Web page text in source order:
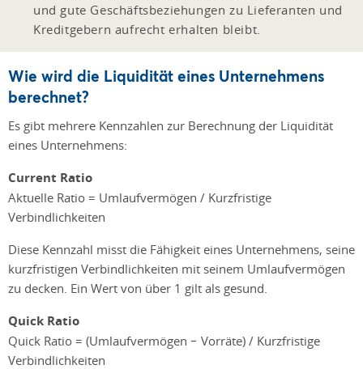
und gute Geschäftsbeziehungen zu Lieferanten und
Kreditgebern aufrecht erhalten bleibt.
Wie wird die Liquidität eines Unternehmens
berechnet?
Es gibt mehrere Kennzahlen zur Berechnung der Liquidität
eines Unternehmens:
Current Ratio
Aktuelle Ratio = Umlaufvermögen / Kurzfristige
Verbindlichkeiten
Diese Kennzahl misst die Fähigkeit eines Unternehmens, seine
kurzfristigen Verbindlichkeiten mit seinem Umlaufvermögen
zu decken. Ein Wert von über 1 gilt als gesund.
Quick Ratio
Quick Ratio = (Umlaufvermögen − Vorräte) / Kurzfristige
Verbindlichkeiten